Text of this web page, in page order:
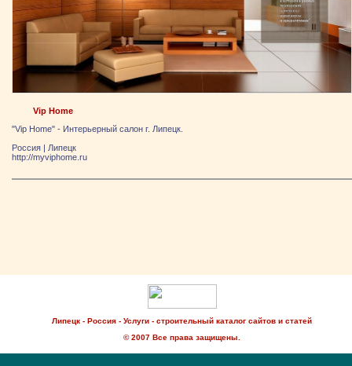
Vip Home
"Vip Home" - Интерьерный салон г. Липецк.
Россия | Липецк
http://myviphome.ru
Липецк - Россия - Услуги - строительный каталог сайтов и статей
© 2007 Все права защищены.